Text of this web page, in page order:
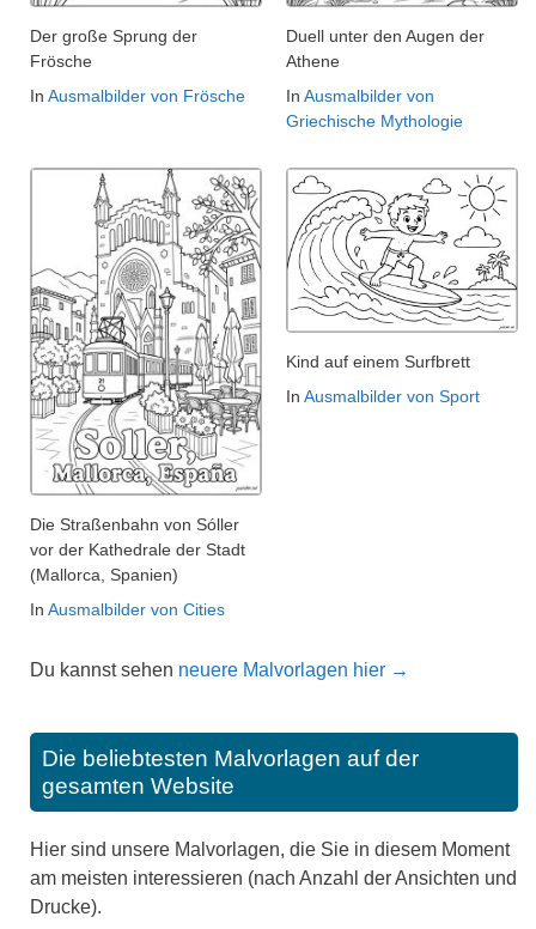
Der große Sprung der
Frösche
In Ausmalbilder von Frösche
Duell unter den Augen der
Athene
In Ausmalbilder von
Griechische Mythologie
Die Straßenbahn von Sóller
vor der Kathedrale der Stadt
(Mallorca, Spanien)
In Ausmalbilder von Cities
Kind auf einem Surfbrett
In Ausmalbilder von Sport
Du kannst sehen neuere Malvorlagen hier →
Die beliebtesten Malvorlagen auf der
gesamten Website
Hier sind unsere Malvorlagen, die Sie in diesem Moment
am meisten interessieren (nach Anzahl der Ansichten und
Drucke).